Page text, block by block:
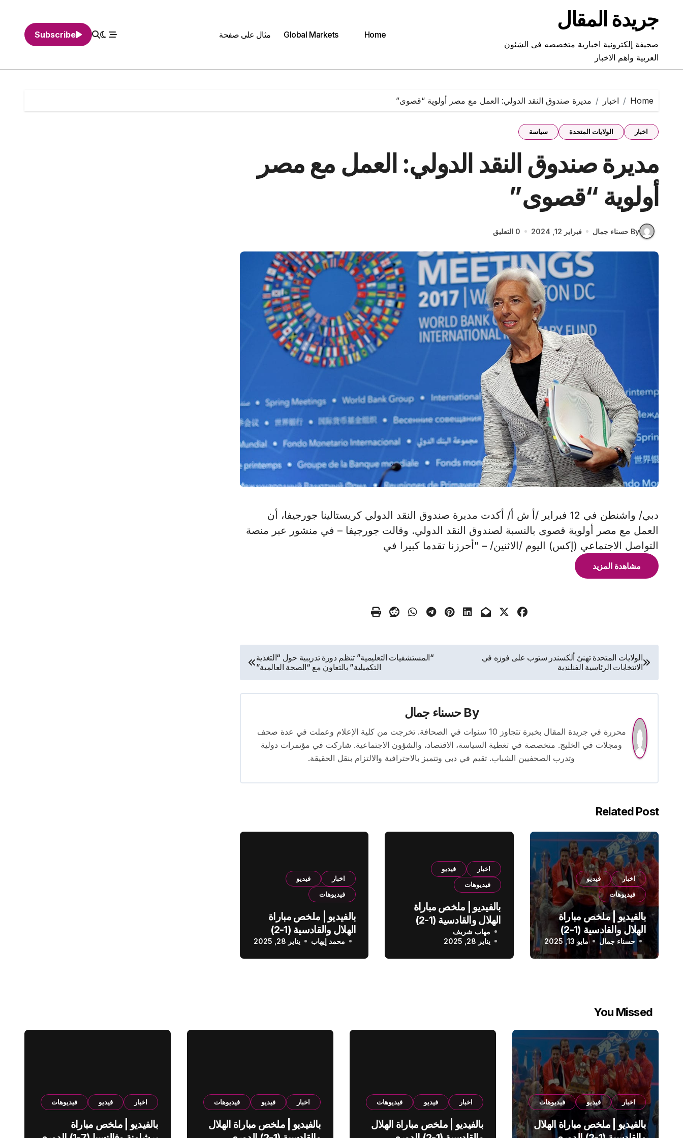
contentجريدة المقال
صحيفة إلكترونية اخبارية متخصصه فى الشئون
العربية واهم الاخبار
Home
Global Markets مثال على صفحة Subscribe
Home اخبار مديرة صندوق النقد الدولي: العمل مع مصر أولوية “قصوى”
اخبار الولايات المتحدة سياسة
مديرة صندوق النقد الدولي: العمل مع مصر
أولوية “قصوى”
By حسناء جمال فبراير 12, 2024 0 التعليق
دبي/ واشنطن في 12 فبراير /أ ش أ/ أكدت مديرة صندوق النقد الدولي كريستالينا جورجيفا، أن
العمل مع مصر أولوية قصوى بالنسبة لصندوق النقد الدولي. وقالت جورجيفا – في منشور عبر منصة
التواصل الاجتماعي (إكس) اليوم /الاثنين/ – "أحرزنا تقدما كبيرا في
مشاهدة المزيد
تصفّح
المقالات
الولايات المتحدة تهنئ ألكسندر ستوب على فوزه في
الانتخابات الرئاسية الفنلندية
“المستشفيات التعليمية” تنظم دورة تدريبية حول “التغذية
التكميلية” بالتعاون مع “الصحة العالمية”
By حسناء جمال
محررة في جريدة المقال بخبرة تتجاوز 10 سنوات في الصحافة. تخرجت من كلية الإعلام وعملت في عدة صحف
ومجلات في الخليج. متخصصة في تغطية السياسة، الاقتصاد، والشؤون الاجتماعية. شاركت في مؤتمرات دولية
وتدرب الصحفيين الشباب. تقيم في دبي وتتميز بالاحترافية والالتزام بنقل الحقيقة.
Related Post
اخبار
فيديو
فيديوهات
بالفيديو | ملخص مباراة
الهلال والقادسية (1-2)
الدوري السعودي
حسناء جمال مايو 13, 2025
اخبار
فيديو
فيديوهات
بالفيديو | ملخص مباراة
الهلال والقادسية (1-2)
الدوري السعودي
مهاب شريف
يناير 28, 2025
اخبار
فيديو
فيديوهات
بالفيديو | ملخص مباراة
الهلال والقادسية (1-2)
الدوري السعودي
محمد إيهاب يناير 28, 2025
You Missed
اخبار فيديو فيديوهات
بالفيديو | ملخص مباراة الهلال
اخبار فيديو فيديوهات
بالفيديو | ملخص مباراة الهلال
اخبار فيديو فيديوهات
بالفيديو | ملخص مباراة الهلال
اخبار فيديو فيديوهات
بالفيديو | ملخص مباراة